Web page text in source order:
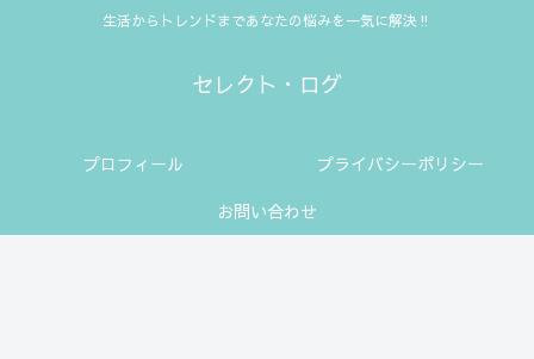
生活からトレンドまであなたの悩みを一気に解決‼
セレクト・ログ
プロフィール
プライバシーポリシー
お問い合わせ